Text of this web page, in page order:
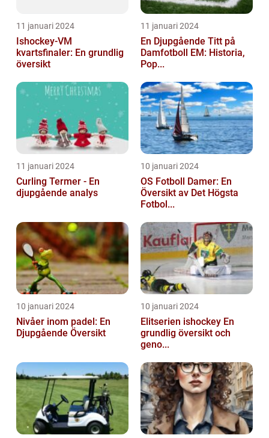
11 januari 2024
Ishockey-VM
kvartsfinaler: En grundlig
översikt
11 januari 2024
En Djupgående Titt på
Damfotboll EM: Historia,
Pop...
11 januari 2024
Curling Termer - En
djupgående analys
10 januari 2024
OS Fotboll Damer: En
Översikt av Det Högsta
Fotbol...
10 januari 2024
Nivåer inom padel: En
Djupgående Översikt
10 januari 2024
Elitserien ishockey En
grundlig översikt och
geno...